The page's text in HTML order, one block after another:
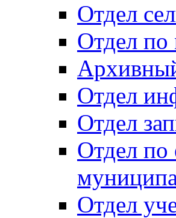
Отдел
Отдел
Отдел
Отдел
Отдел по
Отдел